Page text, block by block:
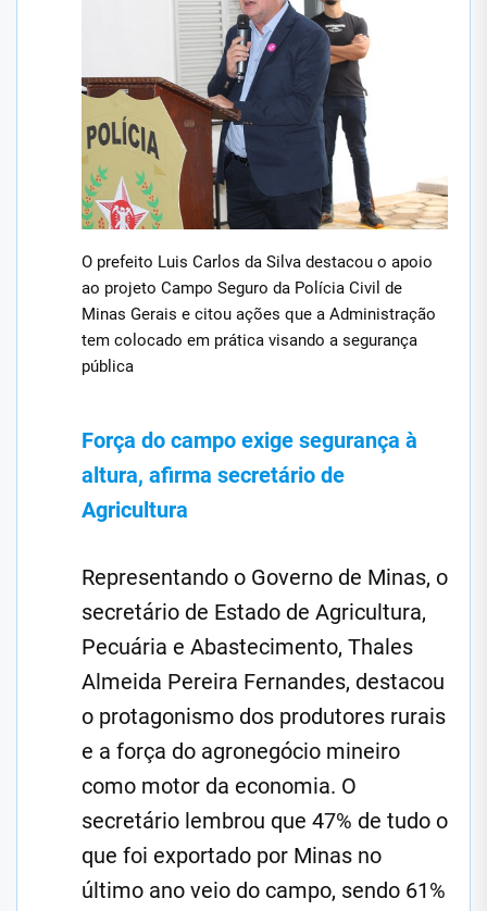
O prefeito Luis Carlos da Silva destacou o apoio
ao projeto Campo Seguro da Polícia Civil de
Minas Gerais e citou ações que a Administração
tem colocado em prática visando a segurança
pública
Força do campo exige segurança à
altura, afirma secretário de
Agricultura
Representando o Governo de Minas, o
secretário de Estado de Agricultura,
Pecuária e Abastecimento, Thales
Almeida Pereira Fernandes, destacou
o protagonismo dos produtores rurais
e a força do agronegócio mineiro
como motor da economia. O
secretário lembrou que 47% de tudo o
que foi exportado por Minas no
último ano veio do campo, sendo 61%